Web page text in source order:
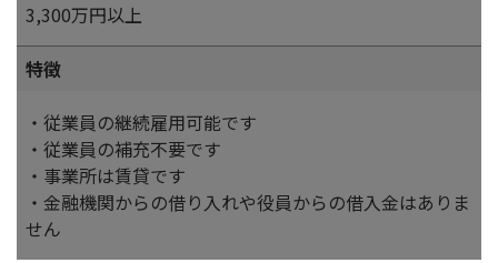
3,300万円以上
特徴
・従業員の継続雇用可能です
・従業員の補充不要です
・事業所は賃貸です
・金融機関からの借り入れや役員からの借入金はありま
せん